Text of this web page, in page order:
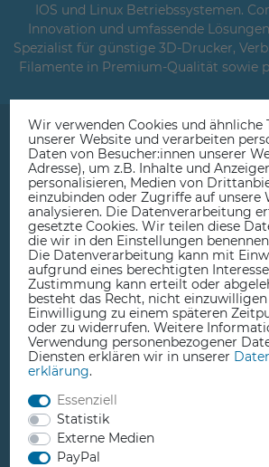
IOS und Linux Betriebssystemen.
Innovation und umfassende
Spezialist für günstige 3D-Drucker,
Filamente in Premium-Qualität sowie
Beratung, Service &
+49 3923 610050
Wir verwenden Cookies und ähnliche
unserer Website und verarbeiten
Daten von Besucher:innen unserer
Adresse), um z.B. Inhalte und
personalisieren, Medien von
einzubinden oder Zugriffe auf unsere
analysieren. Die Datenverarbeitung
gesetzte Cookies. Wir teilen diese
die wir in den Einstellungen
Die Datenverarbeitung kann mit
aufgrund eines berechtigten
Zustimmung kann erteilt oder
besteht das Recht, nicht
Einwilligung zu einem späteren
oder zu widerrufen. Weitere
Verwendung personenbezogener
Diensten erklären wir in unserer
erklärung.
Essenziell
Statistik
Externe Medien
PayPal